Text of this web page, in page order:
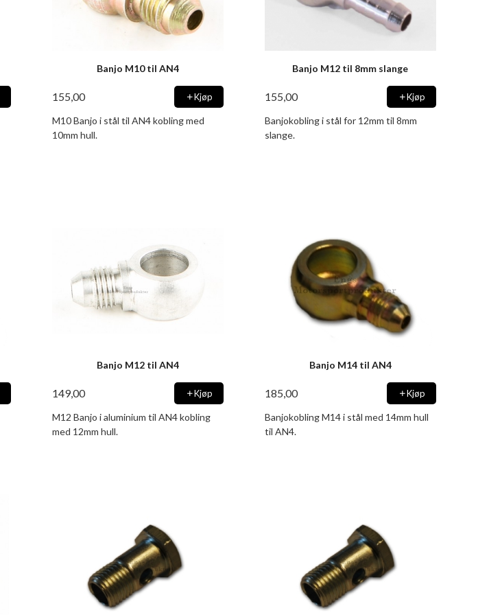
Banjo M10 til AN4
155,00 Kjøp
M10 Banjo i stål til AN4 kobling med
10mm hull.
Banjo M12 til 8mm slange
155,00 Kjøp
Banjokobling i stål for 12mm til 8mm
slange.
Banjo M12 til AN4
149,00 Kjøp
M12 Banjo i aluminium til AN4 kobling
med 12mm hull.
Banjo M14 til AN4
185,00 Kjøp
Banjokobling M14 i stål med 14mm hull
til AN4.